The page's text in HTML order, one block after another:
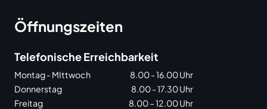
Öffnungszeiten
Telefonische Erreichbarkeit
Montag - MIttwoch
8.00 - 16.00 Uhr
Donnerstag
8.00 - 17.30 Uhr
Freitag
8.00 – 12.00 Uhr